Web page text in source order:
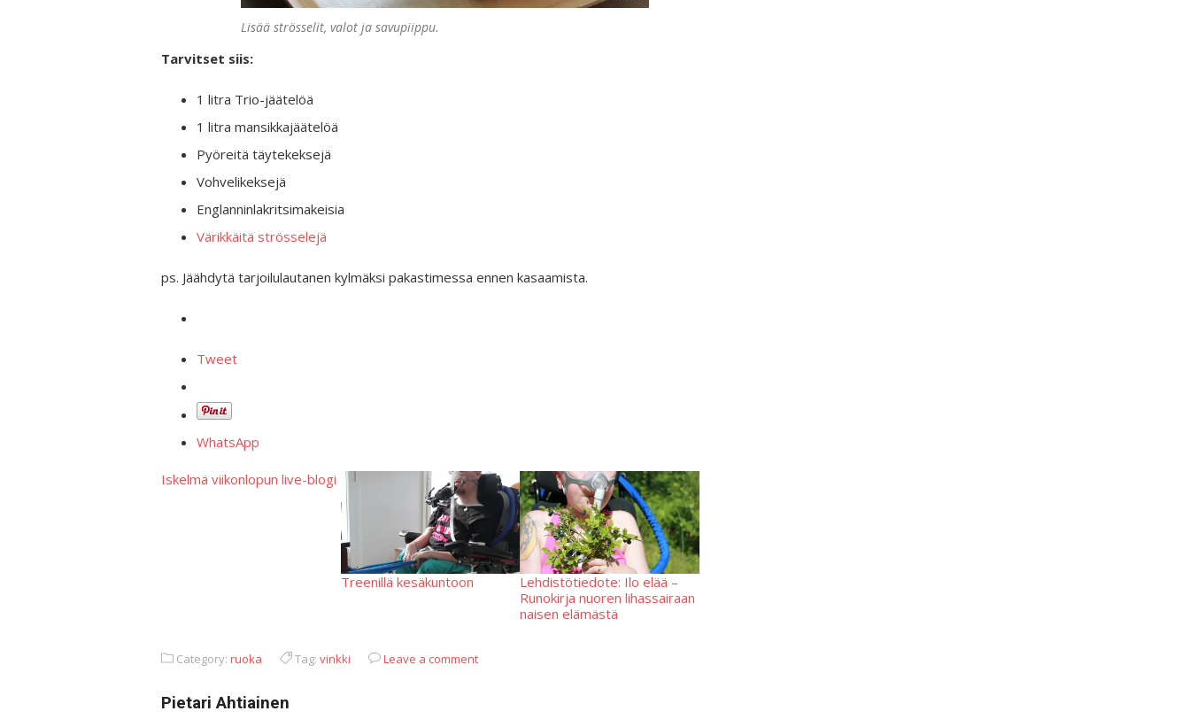
Lisää strösselit, valot ja savupiippu.
Tarvitset siis:
1 litra Trio-jäätelöä
1 litra mansikkajäätelöä
Pyöreitä täytekeksejä
Vohvelikeksejä
Englanninlakritsimakeisia
Värikkäitä strösselejä
ps. Jäähdytä tarjoilulautanen kylmäksi pakastimessa ennen kasaamista.
Tweet
WhatsApp
Iskelmä viikonlopun live-blogi
Treenillä kesäkuntoon
Lehdistötiedote: Ilo elää –
Runokirja nuoren lihassairaan
naisen elämästä
Category: ruoka Tag: vinkki Leave a comment
Pietari Ahtiainen